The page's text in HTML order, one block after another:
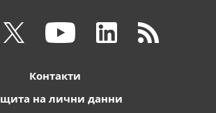
Контакти
на лични данни